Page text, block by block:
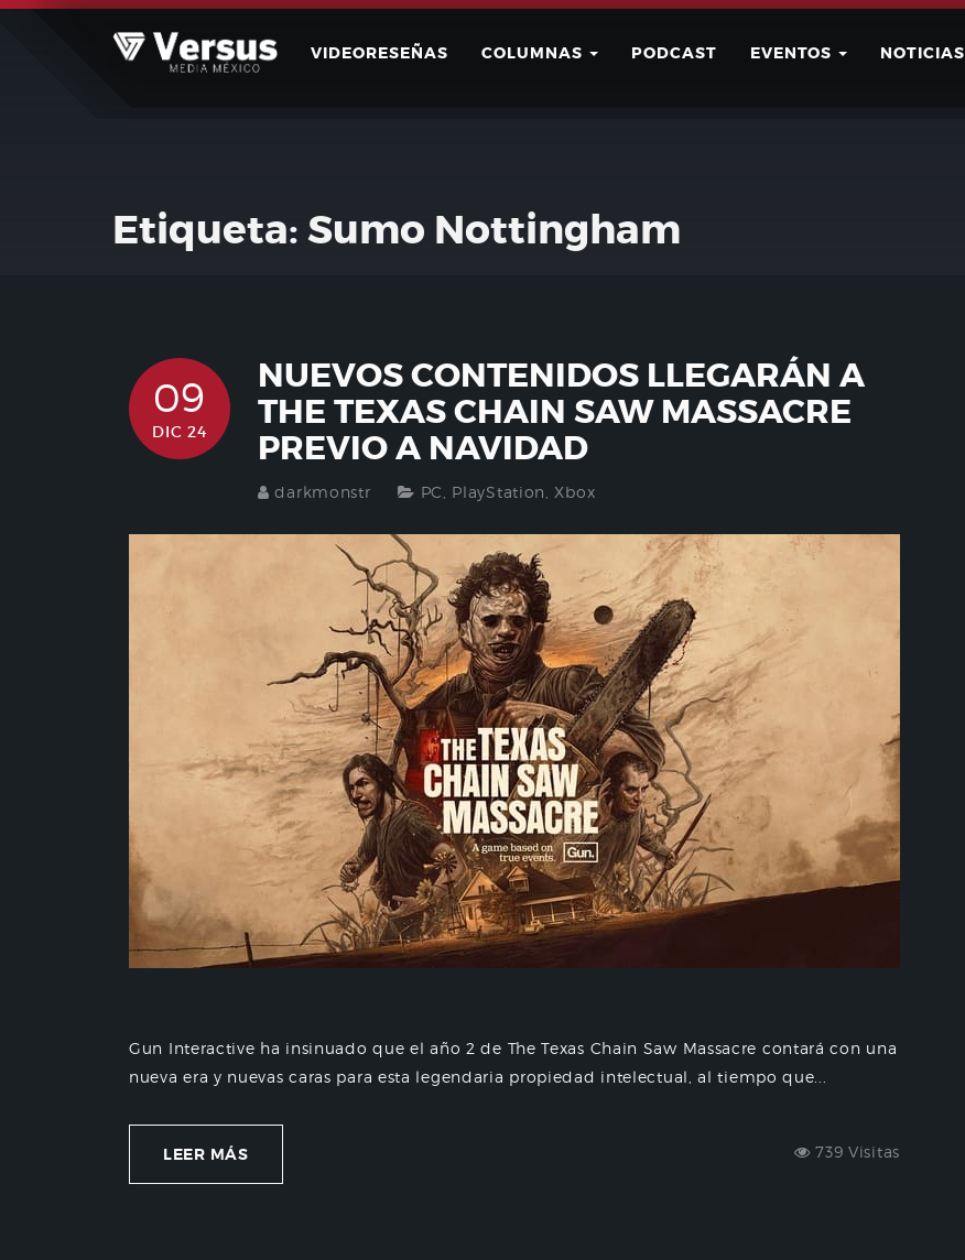
Skip
VIDEORESEÑAS COLUMNAS PODCAST EVENTOS NOTICIAS
Etiqueta: Sumo Nottingham
09
DIC 24
NUEVOS CONTENIDOS LLEGARÁN A
THE TEXAS CHAIN SAW MASSACRE
PREVIO A NAVIDAD
darkmonstr PC PlayStation Xbox
Gun Interactive ha insinuado que el año 2 de The Texas Chain Saw Massacre contará con una
nueva era y nuevas caras para esta legendaria propiedad intelectual, al tiempo que...
LEER MÁS 739 Visitas